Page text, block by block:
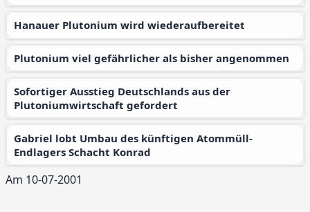
Hanauer Plutonium wird wiederaufbereitet
Plutonium viel gefährlicher als bisher angenommen
Sofortiger Ausstieg Deutschlands aus der
Plutoniumwirtschaft gefordert
Gabriel lobt Umbau des künftigen Atommüll-
Endlagers Schacht Konrad
Am 10-07-2001